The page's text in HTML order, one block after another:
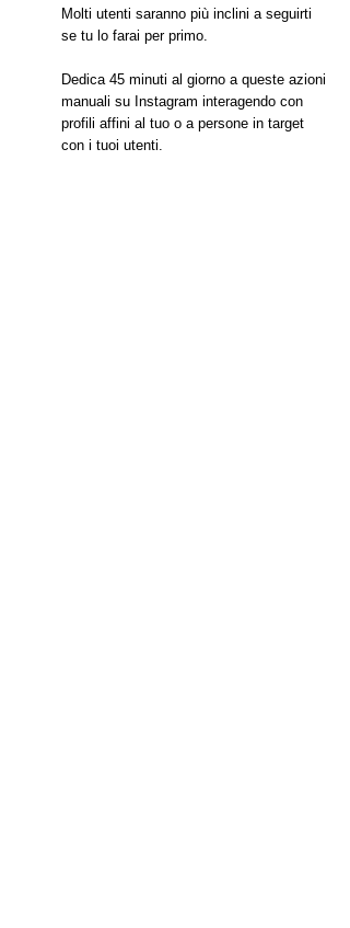
Molti utenti saranno più inclini a seguirti
se tu lo farai per primo.
Dedica 45 minuti al giorno a queste azioni
manuali su Instagram interagendo con
profili affini al tuo o a persone in target
con i tuoi utenti.